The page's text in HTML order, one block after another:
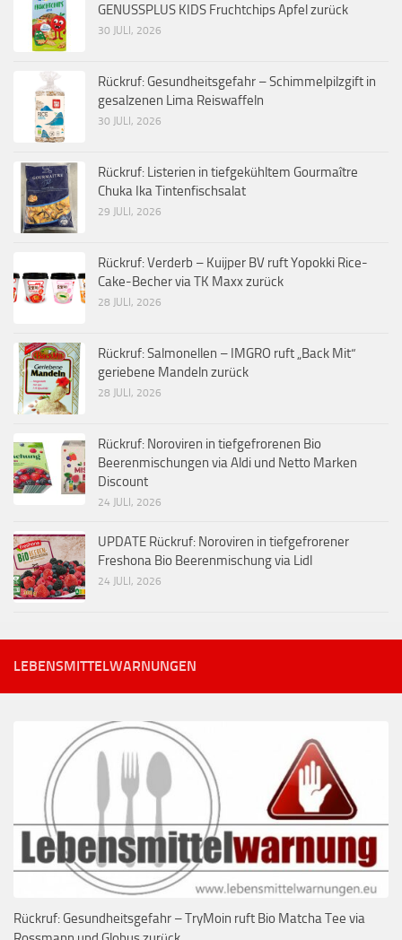
GENUSSPLUS KIDS Fruchtchips Apfel zurück
30 JULI, 2026
Rückruf: Gesundheitsgefahr – Schimmelpilzgift in
gesalzenen Lima Reiswaffeln
30 JULI, 2026
Rückruf: Listerien in tiefgekühltem Gourmaître
Chuka Ika Tintenfischsalat
29 JULI, 2026
Rückruf: Verderb – Kuijper BV ruft Yopokki Rice-
Cake-Becher via TK Maxx zurück
28 JULI, 2026
Rückruf: Salmonellen – IMGRO ruft „Back Mit“
geriebene Mandeln zurück
28 JULI, 2026
Rückruf: Noroviren in tiefgefrorenen Bio
Beerenmischungen via Aldi und Netto Marken
Discount
24 JULI, 2026
UPDATE Rückruf: Noroviren in tiefgefrorener
Freshona Bio Beerenmischung via Lidl
24 JULI, 2026
LEBENSMITTELWARNUNGEN
Rückruf: Gesundheitsgefahr – TryMoin ruft Bio Matcha Tee via